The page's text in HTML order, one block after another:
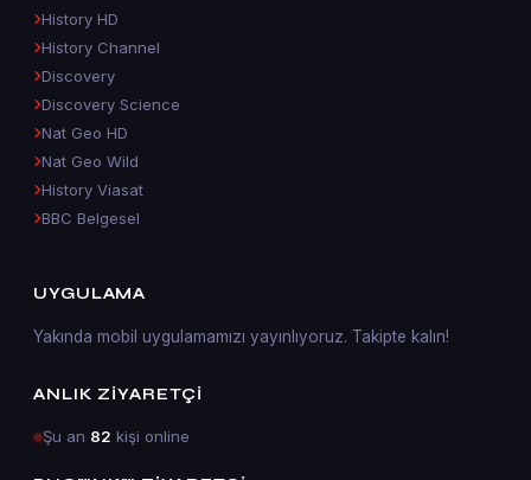
History HD
History Channel
Discovery
Discovery Science
Nat Geo HD
Nat Geo Wild
History Viasat
BBC Belgesel
UYGULAMA
Yakında mobil uygulamamızı yayınlıyoruz. Takipte kalın!
ANLIK ZIYARETÇI
Şu an 82 kişi online